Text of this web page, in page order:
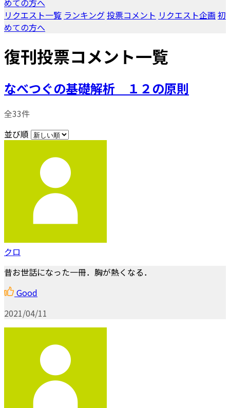
めての方へ
リクエスト一覧 ランキング投票コメント リクエスト企画 初
めての方へ
復刊投票コメント一覧
なべつぐの基礎解析 １２の原則
全33件
並び順
クロ
昔お世話になった一冊．胸が熱くなる．
Good
2021/04/11